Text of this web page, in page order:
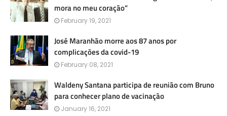
mora no meu coração”
February 19, 2021
José Maranhão morre aos 87 anos por
complicações da covid-19
February 08, 2021
Waldeny Santana participa de reunião com Bruno
para conhecer plano de vacinação
January 16, 2021